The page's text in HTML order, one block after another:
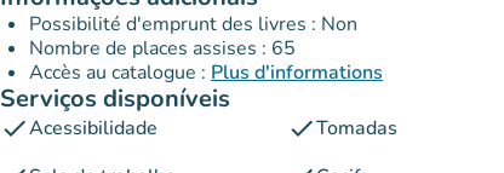
Possibilité d'emprunt des livres : Non
Nombre de places assises : 65
Accès au catalogue : Plus d'informations
Serviços disponíveis
checkAcessibilidade checkTomadas